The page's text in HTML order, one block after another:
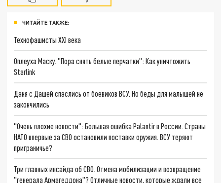
ЧИТАЙТЕ ТАКЖЕ:
Технофашисты XXI века
Оплеуха Маску. "Пора снять белые перчатки": Как уничтожить
Starlink
Даня с Дашей спаслись от боевиков ВСУ. Но беды для малышей не
закончились
"Очень плохие новости": Большая ошибка Palantir в России. Страны
НАТО впервые за СВО остановили поставки оружия. ВСУ теряют
приграничье?
Три главных инсайда об СВО. Отмена мобилизации и возвращение
"генерала Армагеддона"? Отличные новости, которые ждали все